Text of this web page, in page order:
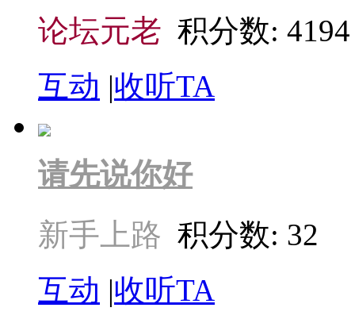
论坛元老 积分数: 4194
互动 |收听TA
请先说你好
新手上路 积分数: 32
互动 |收听TA